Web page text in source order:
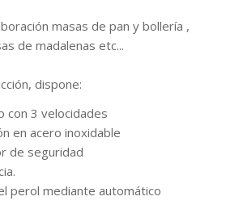
masas de pan y bollería ,
de madalenas etc...
dispone:
con 3 velocidades
en acero inoxidable
de seguridad
perol mediante automático